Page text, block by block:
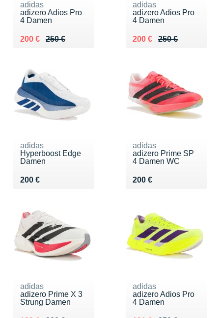
adidas
adizero Adios Pro
4 Damen
250 €
Au lieu de 250 €
200 €
Vendu 200 €
adidas
adizero Adios Pro
4 Damen
250 €
Au lieu de 250 €
200 €
Vendu 200 €
adidas
Hyperboost Edge
Damen
200 €
Vendu 200 €
adidas
adizero Prime SP
4 Damen WC
200 €
Vendu 200 €
adidas
adizero Prime X 3
Strung Damen
adidas
adizero Adios Pro
4 Damen